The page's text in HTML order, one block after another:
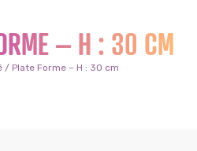
– H : 30 CM
/ Plate Forme – H : 30 cm